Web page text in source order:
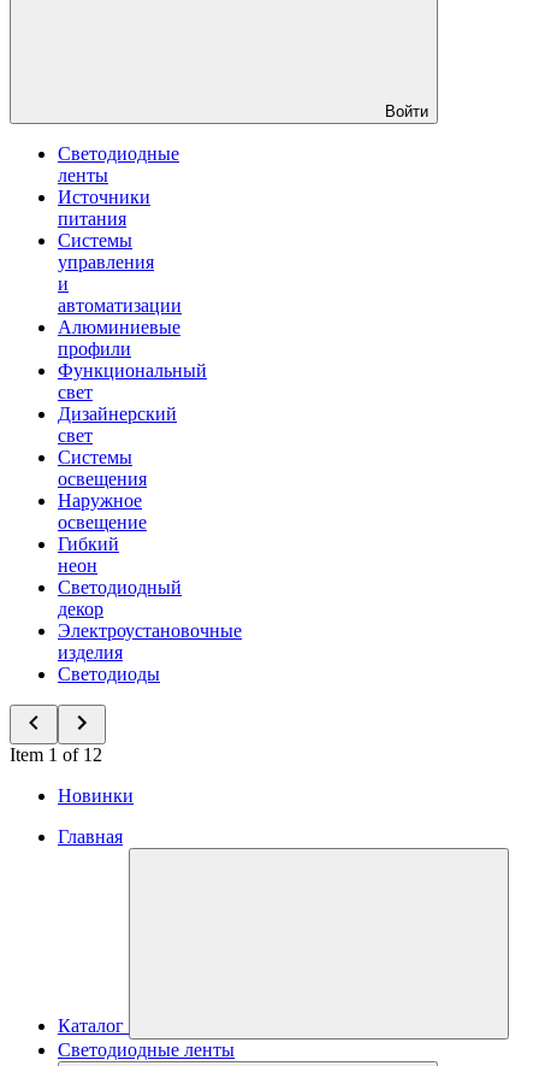
Войти
Светодиодные
ленты
Источники
питания
Системы
управления
и
автоматизации
Алюминиевые
профили
Функциональный
свет
Дизайнерский
свет
Системы
освещения
Наружное
освещение
Гибкий
неон
Светодиодный
декор
Электроустановочные
изделия
Светодиоды
Item 1 of 12
Новинки
Главная
Каталог
Светодиодные ленты